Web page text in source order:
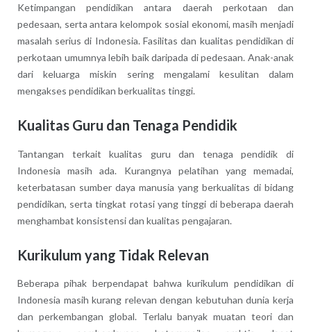
Ketimpangan pendidikan antara daerah perkotaan dan
pedesaan, serta antara kelompok sosial ekonomi, masih menjadi
masalah serius di Indonesia. Fasilitas dan kualitas pendidikan di
perkotaan umumnya lebih baik daripada di pedesaan. Anak-anak
dari keluarga miskin sering mengalami kesulitan dalam
mengakses pendidikan berkualitas tinggi.
Kualitas Guru dan Tenaga Pendidik
Tantangan terkait kualitas guru dan tenaga pendidik di
Indonesia masih ada. Kurangnya pelatihan yang memadai,
keterbatasan sumber daya manusia yang berkualitas di bidang
pendidikan, serta tingkat rotasi yang tinggi di beberapa daerah
menghambat konsistensi dan kualitas pengajaran.
Kurikulum yang Tidak Relevan
Beberapa pihak berpendapat bahwa kurikulum pendidikan di
Indonesia masih kurang relevan dengan kebutuhan dunia kerja
dan perkembangan global. Terlalu banyak muatan teori dan